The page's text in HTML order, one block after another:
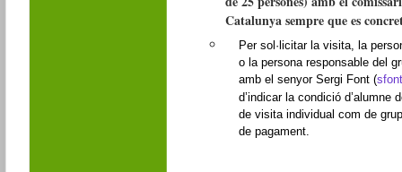
Catalunya sempre que es
Per sol·licitar la visita, la
o la persona responsable del
amb el senyor Sergi Font (
d’indicar la condició
de visita individual com de
de pagament.